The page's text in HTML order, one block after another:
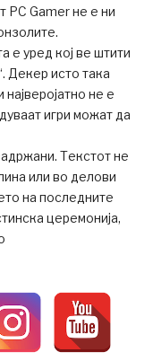
PC Gamer не е ни
е уред кој ве штити
Декер исто така
не е
игри можат да
Текстот не
или во делови
на последните
церемонија,